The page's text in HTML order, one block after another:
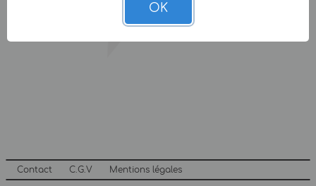
Contact C.G.V Mentions légales
OK